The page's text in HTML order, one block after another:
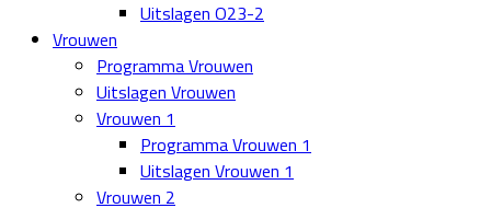
Uitslagen O23-2
Vrouwen
Programma Vrouwen
Uitslagen Vrouwen
Vrouwen 1
Programma Vrouwen 1
Uitslagen Vrouwen 1
Vrouwen 2